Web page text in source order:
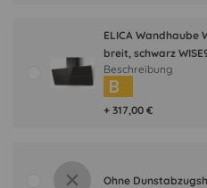
ELICA Wandhaube
breit, schwarz
+ 317,00 €
B
Beschreibung
Ohne